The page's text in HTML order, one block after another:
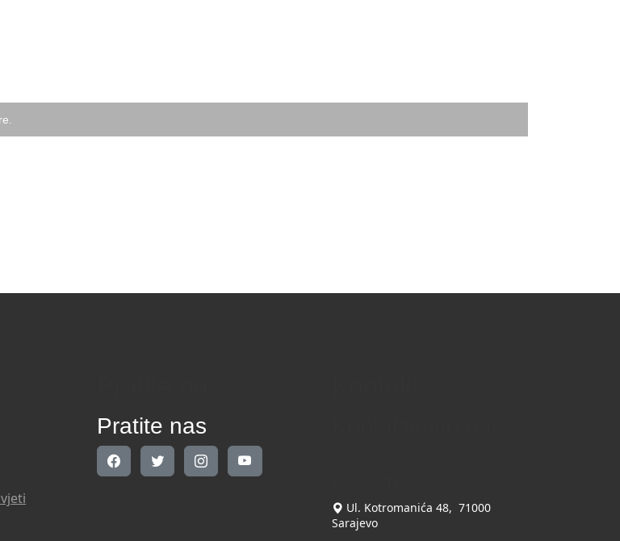
Pratite nas
Ul. Kotromanića 48, 71000
Sarajevo